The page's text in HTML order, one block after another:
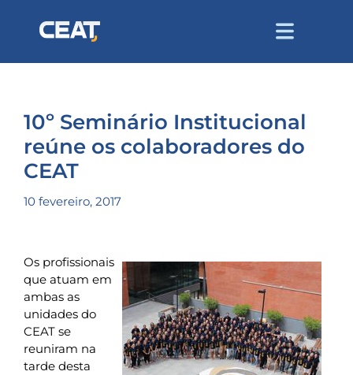
10º Seminário Institucional
reúne os colaboradores do
CEAT
10 fevereiro, 2017
Os profissionais
que atuam em
ambas as
unidades do
CEAT se
reuniram na
tarde desta